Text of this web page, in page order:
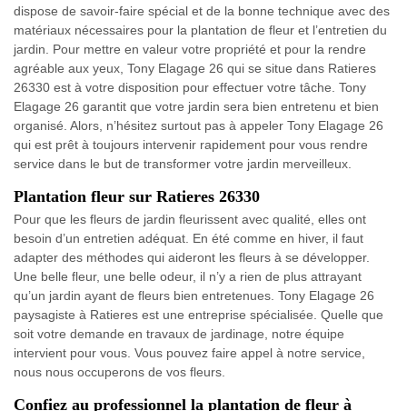
dispose de savoir-faire spécial et de la bonne technique avec des
matériaux nécessaires pour la plantation de fleur et l’entretien du
jardin. Pour mettre en valeur votre propriété et pour la rendre
agréable aux yeux, Tony Elagage 26 qui se situe dans Ratieres
26330 est à votre disposition pour effectuer votre tâche. Tony
Elagage 26 garantit que votre jardin sera bien entretenu et bien
organisé. Alors, n’hésitez surtout pas à appeler Tony Elagage 26
qui est prêt à toujours intervenir rapidement pour vous rendre
service dans le but de transformer votre jardin merveilleux.
Plantation fleur sur Ratieres 26330
Pour que les fleurs de jardin fleurissent avec qualité, elles ont
besoin d’un entretien adéquat. En été comme en hiver, il faut
adapter des méthodes qui aideront les fleurs à se développer.
Une belle fleur, une belle odeur, il n’y a rien de plus attrayant
qu’un jardin ayant de fleurs bien entretenues. Tony Elagage 26
paysagiste à Ratieres est une entreprise spécialisée. Quelle que
soit votre demande en travaux de jardinage, notre équipe
intervient pour vous. Vous pouvez faire appel à notre service,
nous nous occuperons de vos fleurs.
Confiez au professionnel la plantation de fleur à